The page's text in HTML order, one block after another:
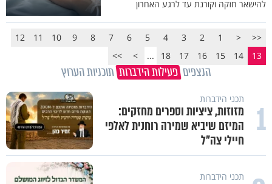
להישאר חזקה וקורנת עד לרגע האחרון
<<
<
1
2
3
4
5
6
7
8
9
10
11
12
13
14
15
16
17
18
...
>
>>
הנצפים פעילות הידברות תוכניות הערוץ
1 תכני הידברות
מזוזות, ציציות וספרים מחזקים:
המיזם שיביא שמירה רוחנית לאלפי
חיילי צה"ל
תכני הידברות